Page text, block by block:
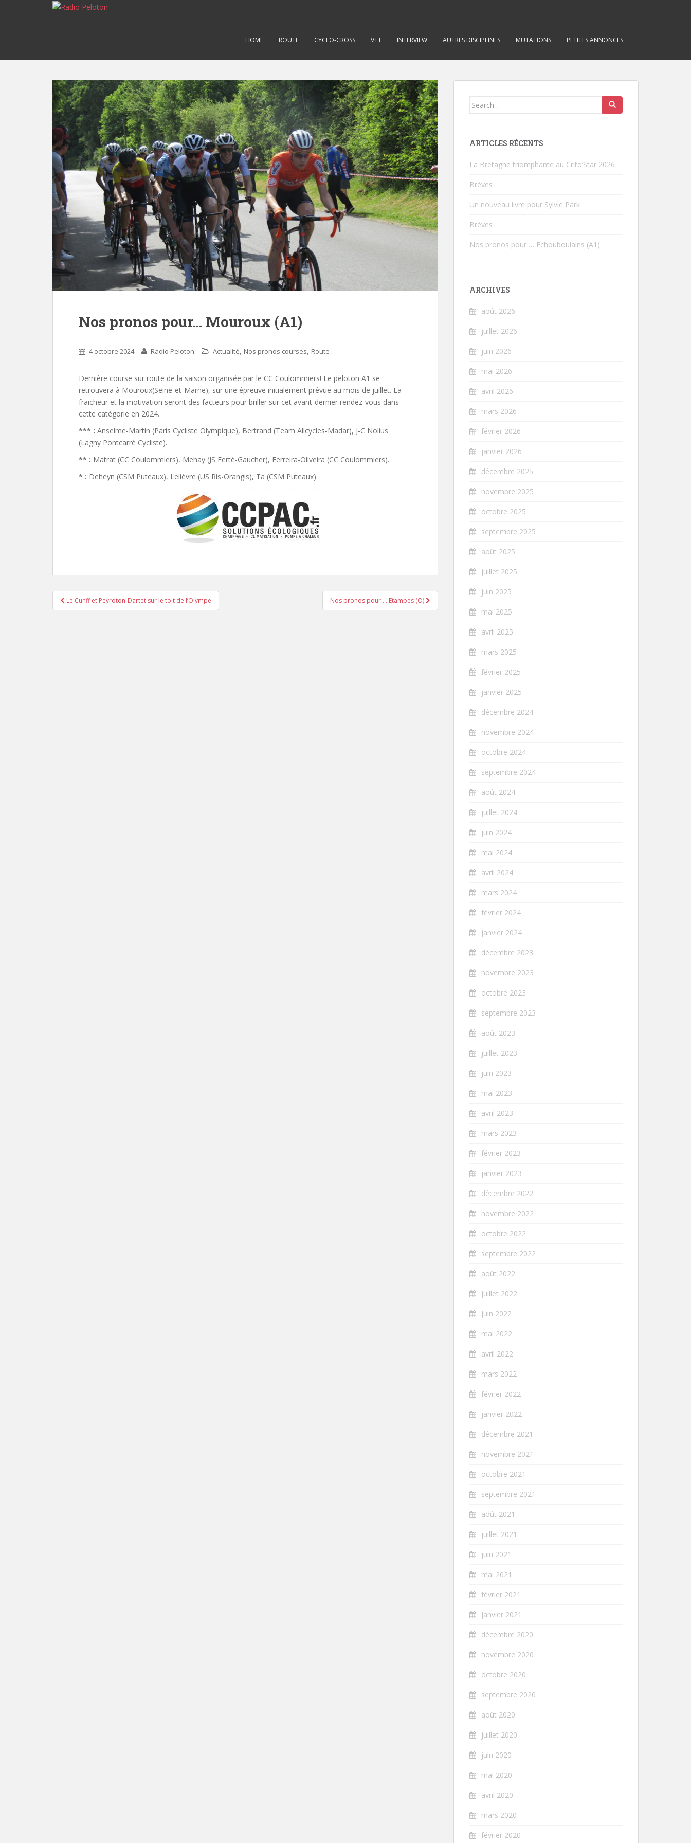
HOME ROUTE CYCLO-CROSS VTT INTERVIEW AUTRES DISCIPLINES MUTATIONS PETITES ANNONCES
Nos pronos pour… Mouroux (A1)
4 octobre 2024 Radio Peloton Actualité, Nos pronos courses, Route
Dernière course sur route de la saison organisée par le CC Coulommiers! Le peloton A1 se
retrouvera à Mouroux(Seine-et-Marne), sur une épreuve initialement prévue au mois de juillet. La
fraicheur et la motivation seront des facteurs pour briller sur cet avant-dernier rendez-vous dans
cette catégorie en 2024.
*** : Anselme-Martin (Paris Cycliste Olympique), Bertrand (Team Allcycles-Madar), J-C Nolius
(Lagny Pontcarré Cycliste).
** : Matrat (CC Coulommiers), Mehay (JS Ferté-Gaucher), Ferreira-Oliveira (CC Coulommiers).
* : Deheyn (CSM Puteaux), Lelièvre (US Ris-Orangis), Ta (CSM Puteaux).
Pagination d'article
Le Cunff et Peyroton-Dartet sur le toit de l’Olympe Nos pronos pour … Etampes (O)
Search for:
ARTICLES RÉCENTS
La Bretagne triomphante au Crito’Star 2026
Brèves
Un nouveau livre pour Sylvie Park
Brèves
Nos pronos pour … Echouboulains (A1)
ARCHIVES
août 2026
juillet 2026
juin 2026
mai 2026
avril 2026
mars 2026
février 2026
janvier 2026
décembre 2025
novembre 2025
octobre 2025
septembre 2025
août 2025
juillet 2025
juin 2025
mai 2025
avril 2025
mars 2025
février 2025
janvier 2025
décembre 2024
novembre 2024
octobre 2024
septembre 2024
août 2024
juillet 2024
juin 2024
mai 2024
avril 2024
mars 2024
février 2024
janvier 2024
décembre 2023
novembre 2023
octobre 2023
septembre 2023
août 2023
juillet 2023
juin 2023
mai 2023
avril 2023
mars 2023
février 2023
janvier 2023
décembre 2022
novembre 2022
octobre 2022
septembre 2022
août 2022
juillet 2022
juin 2022
mai 2022
avril 2022
mars 2022
février 2022
janvier 2022
décembre 2021
novembre 2021
octobre 2021
septembre 2021
août 2021
juillet 2021
juin 2021
mai 2021
février 2021
janvier 2021
décembre 2020
novembre 2020
octobre 2020
septembre 2020
août 2020
juillet 2020
juin 2020
mai 2020
avril 2020
mars 2020
février 2020